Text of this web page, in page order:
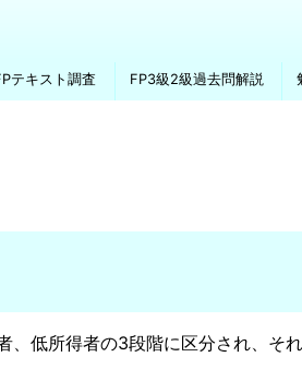
テキスト調査 FP3級2級過去問解説
低所得者の3段階に区分され、そ